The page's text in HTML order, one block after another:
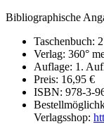
Bibliographische
Taschenbuch:
Verlag: 360°
Auflage: 1.
Preis: 16,95 €
ISBN: 978-3-
Verlagsshop: